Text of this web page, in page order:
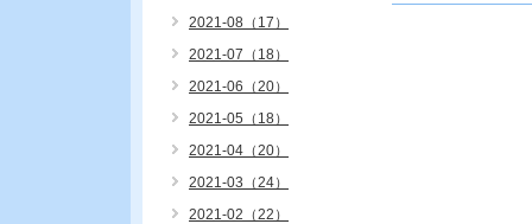
2021-08（17）
2021-07（18）
2021-06（20）
2021-05（18）
2021-04（20）
2021-03（24）
2021-02（22）